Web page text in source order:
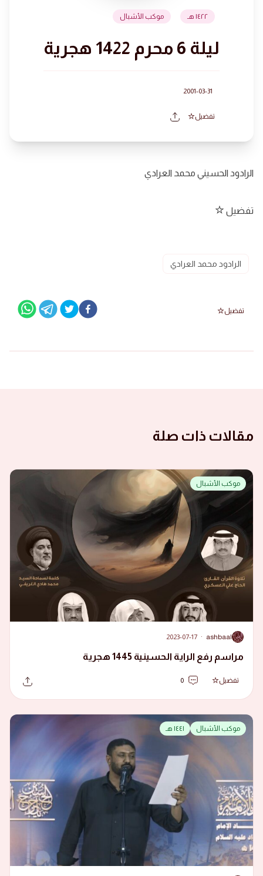
١٤٢٢ هـ موكب الأشبال
ليلة 6 محرم 1422 هجرية
2001-03-31
تفضيل
الرادود الحسيني محمد العرادي
تفضيل
الرادود محمد العرادي
تفضيل
مقالات ذات صلة
موكب الأشبال
A
ashbaal
·
2023-07-17
مراسم رفع الراية الحسينية 1445 هجرية
تفضيل 0
موكب الأشبال ١٤٤١ هـ